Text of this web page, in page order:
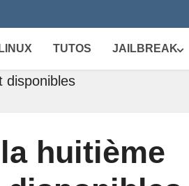
LINUX TUTOS JAILBREAK
disponibles
huitième